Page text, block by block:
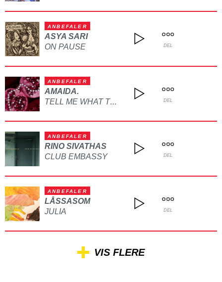
ANBEFALER
ASYA SARI
ON PAUSE
DEL
ANBEFALER
AMAIDA.
TELL ME WHAT TO DO DEL
ANBEFALER
RINO SIVATHAS
CLUB EMBASSY
DEL
ANBEFALER
LÅSSASOM
JULIA
DEL
VIS FLERE